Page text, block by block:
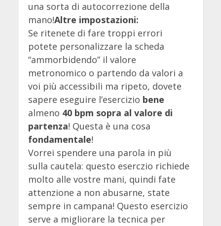
una sorta di autocorrezione della
mano!Altre impostazioni:
Se ritenete di fare troppi errori
potete personalizzare la scheda
“ammorbidendo” il valore
metronomico o partendo da valori a
voi più accessibili ma ripeto, dovete
sapere eseguire l’esercizio bene
almeno 40 bpm sopra al valore di
partenza! Questa è una cosa
fondamentale!
Vorrei spendere una parola in più
sulla cautela: questo eserczio richiede
molto alle vostre mani, quindi fate
attenzione a non abusarne, state
sempre in campana! Questo esercizio
serve a migliorare la tecnica per